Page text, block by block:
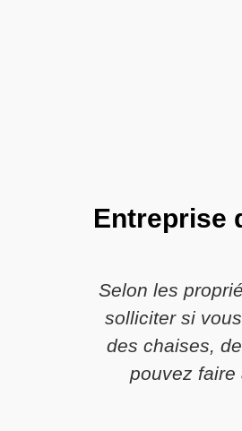
Entreprise
Selon les
solliciter si
des chaises,
pouvez faire